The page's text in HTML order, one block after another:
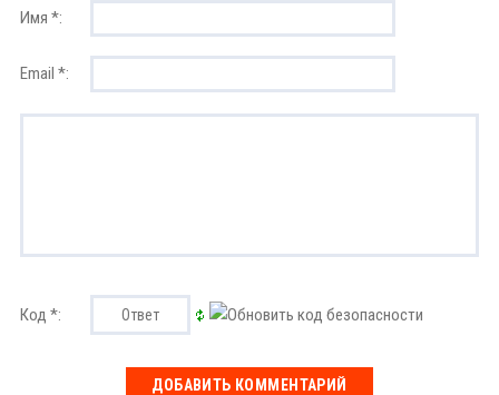
Имя *:
Email *:
Код *: